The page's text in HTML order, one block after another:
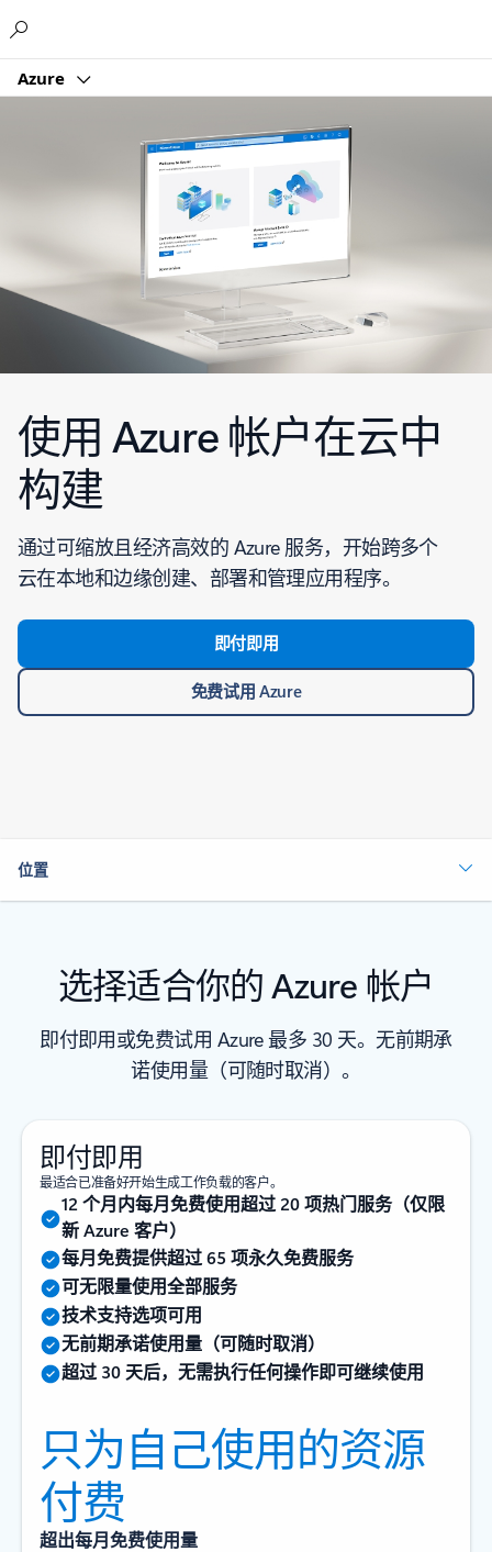
Azure
使用 Azure 帐户在云中
构建
通过可缩放且经济高效的 Azure 服务，开始跨多个
云在本地和边缘创建、部署和管理应用程序。
即付即用
免费试用 Azure
位置
选择适合你的 Azure 帐户
即付即用或免费试用 Azure 最多 30 天。无前期承
诺使用量（可随时取消）。
即付即用
最适合已准备好开始生成工作负载的客户。
12 个月内每月免费使用超过 20 项热门服务（仅限
新 Azure 客户）
每月免费提供超过 65 项永久免费服务
可无限量使用全部服务
技术支持选项可用
无前期承诺使用量（可随时取消）
超过 30 天后，无需执行任何操作即可继续使用
只为自己使用的资源
付费
超出每月免费使用量